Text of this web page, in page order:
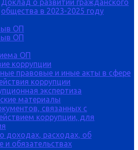
Доклад о развитии гражданского
общества в 2023-2025 году
ОП
ОП
ОП
коррупции
правовые и иные акты в сфере
коррупции
экспертиза
материалы
связанных с
коррупции, для
доходах, расходах, об
и обязательствах